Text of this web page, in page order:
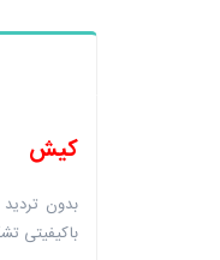
کیش
بدون
باکیفیتی